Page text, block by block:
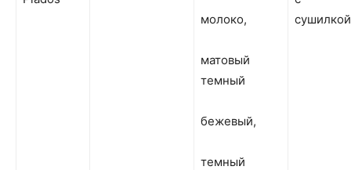
молоко,
матовый
темный
бежевый,
темный
сушилкой